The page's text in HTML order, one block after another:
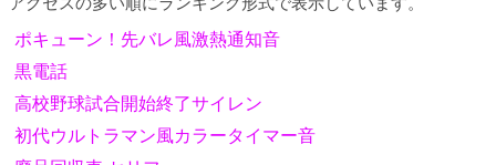
ポキューン！先バレ風激熱通知音
黒電話
高校野球試合開始終了サイレン
初代ウルトラマン風カラータイマー音